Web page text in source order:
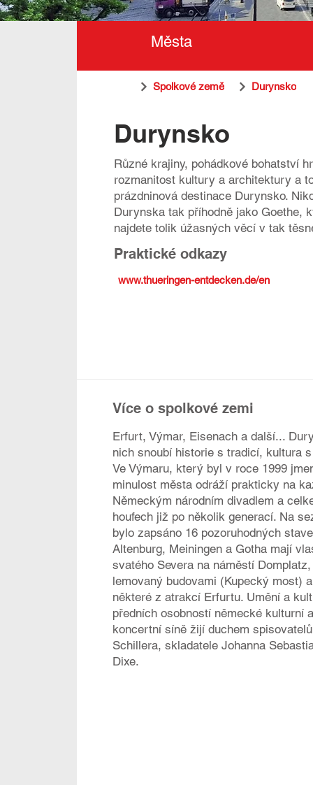
Města
Spolkové země Durynsko
Durynsko
Různé krajiny, pohádkové bohatství
rozmanitost kultury a architektury a
prázdninová destinace Durynsko.
Durynska tak příhodně jako Goethe,
najdete tolik úžasných věcí v tak
Praktické odkazy
www.thueringen-entdecken.de/en
Více o spolkové zemi
Erfurt, Výmar, Eisenach a další...
nich snoubí historie s tradicí, kultura
Ve Výmaru, který byl v roce 1999
minulost města odráží prakticky na
Německým národním divadlem a
houfech již po několik generací. Na
bylo zapsáno 16 pozoruhodných
Altenburg, Meiningen a Gotha mají
svatého Severa na náměstí
lemovaný budovami (Kupecký most)
některé z atrakcí Erfurtu. Umění a
předních osobností německé kulturní
koncertní síně žijí duchem
Schillera, skladatele Johanna
Dixe.